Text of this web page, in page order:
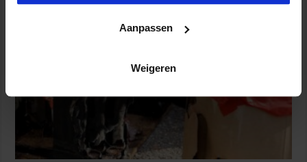
Aanpassen
Weigeren